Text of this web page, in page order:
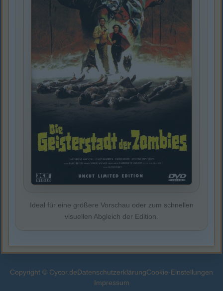
Ideal für eine größere Vorschau oder zum schnellen
visuellen Abgleich der Edition.
Copyright © Cycor.deDatenschutzerklärungCookie-Einstellungen
Impressum